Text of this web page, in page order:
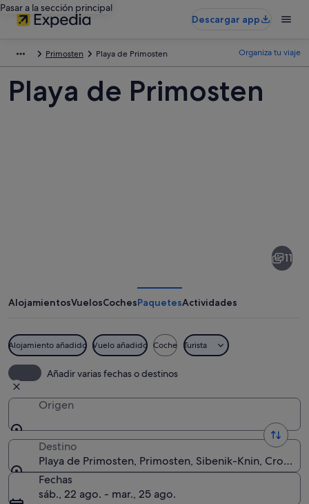
Pasar a la sección principal
Descargar app
Primosten Playa de Primosten Organiza tu viaje
Playa de Primosten
11
AlojamientosVuelosCochesPaquetesActividades
Alojamiento añadido Vuelo añadido Coche Turista
Añadir varias fechas o destinos
Origen
Destino
Playa de Primosten, Primosten, Sibenik-Knin, Croacia
Fechas
sáb., 22 ago. - mar., 25 ago.